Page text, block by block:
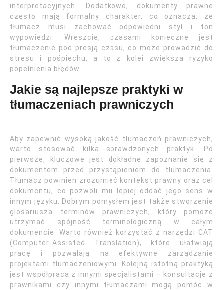
interpretacyjnych. Dodatkowo, dokumenty prawne
często mają formalny charakter, co oznacza, że
tłumacz musi zachować odpowiedni styl i ton
wypowiedzi. Wreszcie, czasami konieczne jest
tłumaczenie pod presją czasu, co może prowadzić do
stresu i pośpiechu, a to z kolei zwiększa ryzyko
popełnienia błędów.
Jakie są najlepsze praktyki w
tłumaczeniach prawniczych
Aby zapewnić wysoką jakość tłumaczeń prawniczych,
warto stosować kilka sprawdzonych praktyk. Po
pierwsze, kluczowe jest dokładne zapoznanie się z
dokumentem przed przystąpieniem do tłumaczenia.
Tłumacz powinien zrozumieć kontekst prawny oraz cel
dokumentu, co pozwoli mu lepiej oddać jego sens w
innym języku. Dobrym pomysłem jest także stworzenie
glosariusza terminów prawniczych, który pomoże
utrzymać spójność terminologiczną w całym
dokumencie. Warto również korzystać z narzędzi CAT
(Computer-Assisted Translation), które ułatwiają
pracę i pozwalają na efektywne zarządzanie
projektami tłumaczeniowymi. Kolejną istotną praktyką
jest współpraca z innymi specjalistami – konsultacje z
prawnikami czy innymi tłumaczami mogą pomóc w